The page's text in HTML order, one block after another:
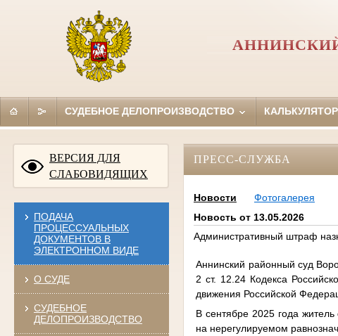
СУДЕБНОЕ ДЕЛОПРОИЗВОДСТВО
ВЕРСИЯ ДЛЯ
СЛАБОВИДЯЩИХ
ПОДАЧА
ПРОЦЕССУАЛЬНЫХ
ДОКУМЕНТОВ В
ЭЛЕКТРОННОМ ВИДЕ
О СУДЕ
СУДЕБНОЕ
ДЕЛОПРОИЗВОДСТВО
ПРЕСС-СЛУЖБА
Новости
Фотогалерея
Новость от 13.05.2026
Административный штраф
Аннинский районный суд
2 ст. 12.24 Кодекса
движения Российской
В сентябре 2025 года
на нерегулируемом